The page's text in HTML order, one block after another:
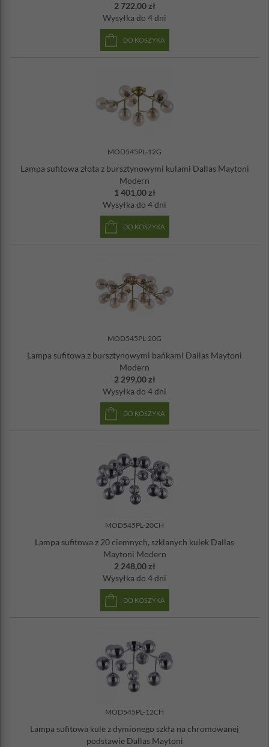
2 722,00 zł
Wysyłka do 4 dni
DO KOSZYKA
MOD545PL-12G
Lampa sufitowa złota z bursztynowymi kulami Dallas Maytoni
Modern
1 401,00 zł
Wysyłka do 4 dni
DO KOSZYKA
MOD545PL-20G
Lampa sufitowa z bursztynowymi bańkami Dallas Maytoni
Modern
2 299,00 zł
Wysyłka do 4 dni
DO KOSZYKA
MOD545PL-20CH
Lampa sufitowa z 20 ciemnych, szklanych kulek Dallas
Maytoni Modern
2 248,00 zł
Wysyłka do 4 dni
DO KOSZYKA
MOD545PL-12CH
Lampa sufitowa kule z dymionego szkła na chromowanej
podstawie Dallas Maytoni